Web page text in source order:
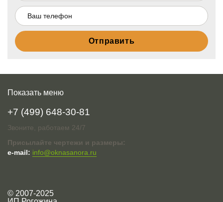
Показать меню
+7 (499) 648-30-81
Звоните, работаем 24/7
Присылайте чертежи и размеры:
e-mail: info@oknasanora.ru
© 2007-2025